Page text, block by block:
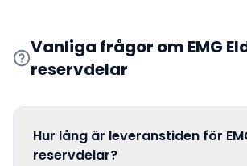
Vanliga frågor om EMG
reservdelar
Hur lång är leveranstiden för
reservdelar?